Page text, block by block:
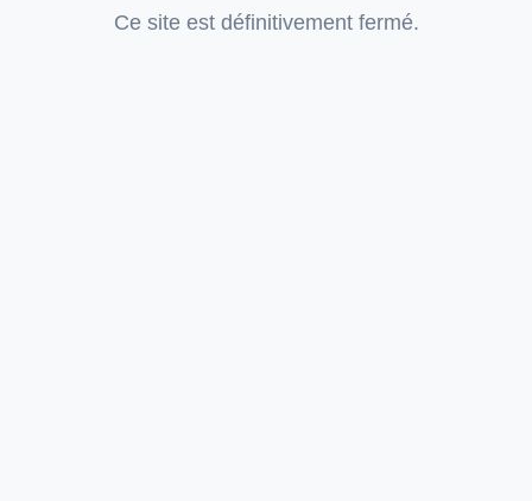
Ce site est définitivement fermé.